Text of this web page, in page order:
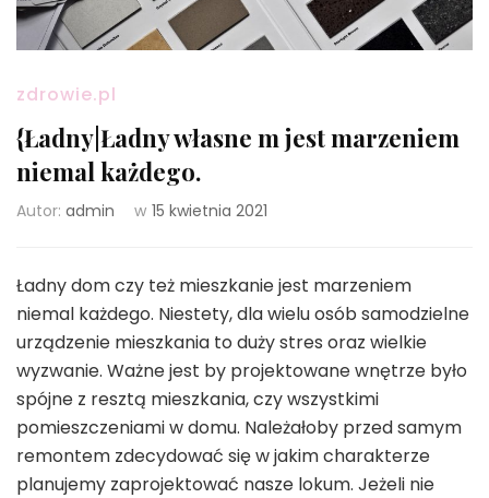
zdrowie.pl
{Ładny|Ładny własne m jest marzeniem
niemal każdego.
Autor: admin w 15 kwietnia 2021
Ładny dom czy też mieszkanie jest marzeniem
niemal każdego. Niestety, dla wielu osób samodzielne
urządzenie mieszkania to duży stres oraz wielkie
wyzwanie. Ważne jest by projektowane wnętrze było
spójne z resztą mieszkania, czy wszystkimi
pomieszczeniami w domu. Należałoby przed samym
remontem zdecydować się w jakim charakterze
planujemy zaprojektować nasze lokum. Jeżeli nie